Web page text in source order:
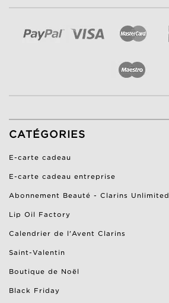
CATÉGORIES
E-carte cadeau
E-carte cadeau entreprise
Abonnement Beauté - Clarins Unlimited
Lip Oil Factory
Calendrier de l'Avent Clarins
Saint-Valentin
Boutique de Noël
Black Friday